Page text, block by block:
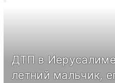
ДТП в
летний мальчик,